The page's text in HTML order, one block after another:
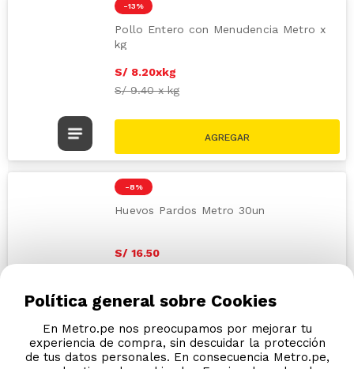
-13 %
Pollo Entero con Menudencia Metro x
kg
S/ 8.20xkg
S/9.40xkg
Huevos Pardos Metro 30un
S/ 17.90
Política general sobre Cookies
En Metro.pe nos preocupamos por mejorar tu
experiencia de compra, sin descuidar la protección
de tus datos personales. En consecuencia Metro.pe,